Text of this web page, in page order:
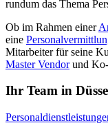
rundum das Thema
Ob im Rahmen einer
eine
Mitarbeiter für seine
Master Vendorund Ko-
Ihr Team in